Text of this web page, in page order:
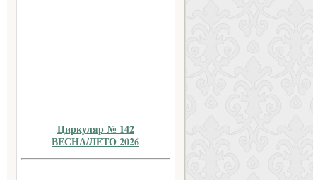
Циркуляр № 142
ВЕСНА/ЛЕТО 2026